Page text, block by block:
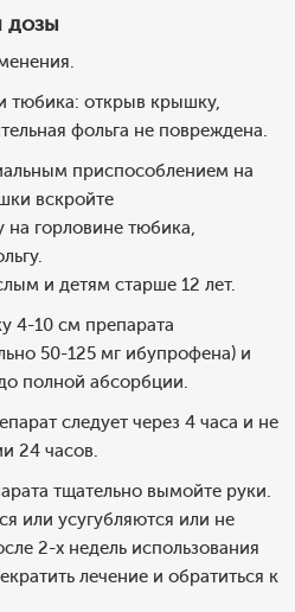
дозы
тюбика: открыв крышку,
фольга не повреждена.
приспособлением на
вскройте
на горловине тюбика,
и детям старше 12 лет.
4-10 см препарата
50-125 мг ибупрофена) и
полной абсорбции.
следует через 4 часа и не
24 часов.
тщательно вымойте руки.
или усугубляются или не
2-х недель использования
лечение и обратиться к